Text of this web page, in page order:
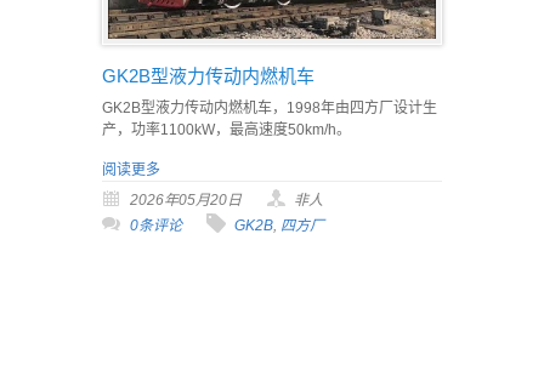
GK2B型液力传动内燃机车
GK2B型液力传动内燃机车，1998年由四方厂设计生
产，功率1100kW，最高速度50km/h。
阅读更多
2026年05月20日
非人
0条评论
GK2B, 四方厂